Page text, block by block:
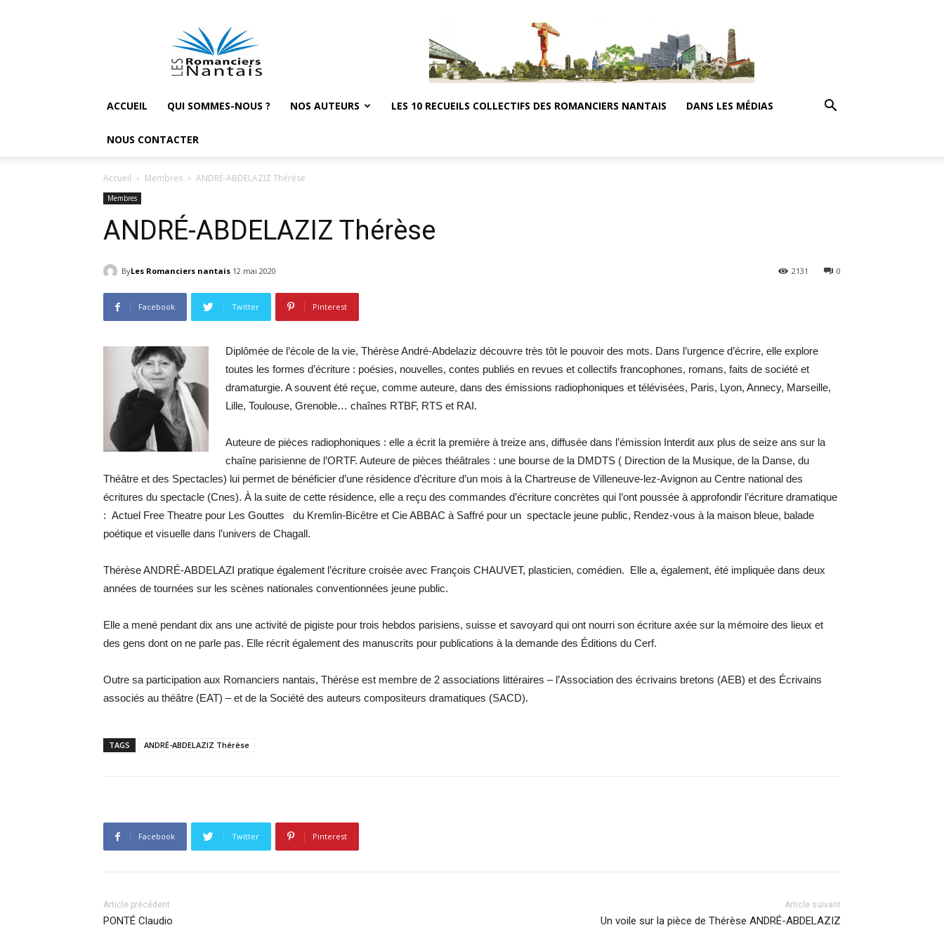
Les
Romanciers
nantais
ACCUEIL QUI SOMMES-NOUS ? NOS AUTEURS LES 10 RECUEILS COLLECTIFS DES ROMANCIERS NANTAIS DANS LES MÉDIAS
NOUS CONTACTER
Accueil Membres ANDRÉ-ABDELAZIZ Thérèse
Membres
ANDRÉ-ABDELAZIZ Thérèse
ByLes Romanciers nantais 12 mai 2020 0
2131
Facebook Twitter Pinterest
Diplômée de l’école de la vie, Thérèse André-Abdelaziz découvre très tôt le pouvoir des mots. Dans l’urgence d’écrire, elle explore
toutes les formes d’écriture : poésies, nouvelles, contes publiés en revues et collectifs francophones, romans, faits de société et
dramaturgie. A souvent été reçue, comme auteure, dans des émissions radiophoniques et télévisées, Paris, Lyon, Annecy, Marseille,
Lille, Toulouse, Grenoble… chaînes RTBF, RTS et RAI.
Auteure de pièces radiophoniques : elle a écrit la première à treize ans, diffusée dans l’émission Interdit aux plus de seize ans sur la
chaîne parisienne de l’ORTF. Auteure de pièces théâtrales : une bourse de la DMDTS ( Direction de la Musique, de la Danse, du
Théâtre et des Spectacles) lui permet de bénéficier d’une résidence d’écriture d’un mois à la Chartreuse de Villeneuve-lez-Avignon au Centre national des
écritures du spectacle (Cnes). À la suite de cette résidence, elle a reçu des commandes d’écriture concrètes qui l’ont poussée à approfondir l’écriture dramatique
: Actuel Free Theatre pour Les Gouttes du Kremlin-Bicêtre et Cie ABBAC à Saffré pour un spectacle jeune public, Rendez-vous à la maison bleue, balade
poétique et visuelle dans l’univers de Chagall.
Thérèse ANDRÉ-ABDELAZI pratique également l’écriture croisée avec François CHAUVET, plasticien, comédien. Elle a, également, été impliquée dans deux
années de tournées sur les scènes nationales conventionnées jeune public.
Elle a mené pendant dix ans une activité de pigiste pour trois hebdos parisiens, suisse et savoyard qui ont nourri son écriture axée sur la mémoire des lieux et
des gens dont on ne parle pas. Elle récrit également des manuscrits pour publications à la demande des Éditions du Cerf.
Outre sa participation aux Romanciers nantais, Thérèse est membre de 2 associations littéraires – l’Association des écrivains bretons (AEB) et des Écrivains
associés au théâtre (EAT) – et de la Société des auteurs compositeurs dramatiques (SACD).
TAGS ANDRÉ-ABDELAZIZ Thérèse
Facebook Twitter Pinterest
Article précédent
PONTÉ Claudio
Article suivant
Un voile sur la pièce de Thérèse ANDRÉ-ABDELAZIZ